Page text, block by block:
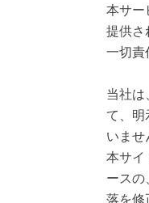
本サー
提供さ
一切責
当社は
て、明
いませ
本サイ
ースの
落を修